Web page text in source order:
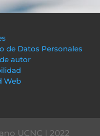
de Datos Personales
autor
Web
UCNC | 2022